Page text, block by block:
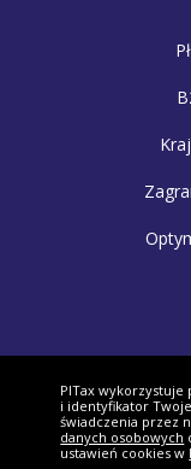
PITax wykorzystuje
i identyfikator
świadczenia przez
danych osobowych
ustawień cookies w